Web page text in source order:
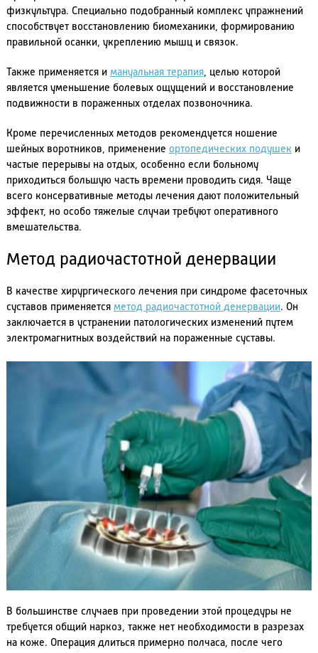
физкультура. Специально подобранный комплекс упражнений
способствует восстановлению биомеханики, формированию
правильной осанки, укреплению мышц и связок.
Также применяется и мануальная терапия, целью которой
является уменьшение болевых ощущений и восстановление
подвижности в пораженных отделах позвоночника.
Кроме перечисленных методов рекомендуется ношение
шейных воротников, применение ортопедических подушек и
частые перерывы на отдых, особенно если больному
приходиться большую часть времени проводить сидя. Чаще
всего консервативные методы лечения дают положительный
эффект, но особо тяжелые случаи требуют оперативного
вмешательства.
Метод радиочастотной денервации
В качестве хирургического лечения при синдроме фасеточных
суставов применяется метод радиочастотной денервации. Он
заключается в устранении патологических изменений путем
электромагнитных воздействий на пораженные суставы.
В большинстве случаев при проведении этой процедуры не
требуется общий наркоз, также нет необходимости в разрезах
на коже. Операция длиться примерно полчаса, после чего